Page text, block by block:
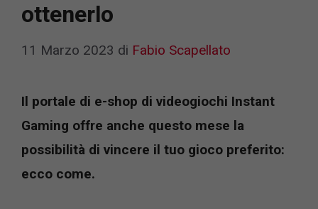
ottenerlo
11 Marzo 2023 di Fabio Scapellato
Il portale di e-shop di videogiochi Instant
Gaming offre anche questo mese la
possibilità di vincere il tuo gioco preferito:
ecco come.